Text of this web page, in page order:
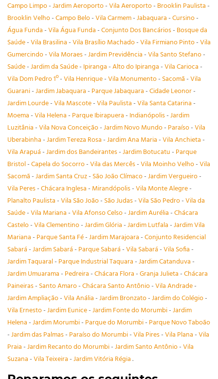
Campo Limpo-Jardim Aeroporto-Vila Aeroporto- Brooklin Paulista-
Brooklin Velho-Campo Belo-Vila Carmem-Jabaquara-Cursino-
Água Funda-Vila Água Funda-Conjunto Dos Bancários- Bosque da
Saúde-Vila Brasilina-Vila Brasílio Machado-Vila Firmiano Pinto-Vila
Gumercindo-Vila Moraes-Jardim Previdência-Vila Santo Stefano-
Saúde-Jardim da Saúde- Ipiranga-Alto do Ipiranga-Vila Carioca-
Vila Dom Pedro 1º-Vila Henrique-Vila Monumento- Sacomã-Vila
Guarani-Jardim Jabaquara- Parque Jabaquara-Cidade Leonor-
Jardim Lourde-Vila Mascote-Vila Paulista-Vila Santa Catarina-
Moema-Vila Helena- Parque Ibirapuera- Indianópolis-Jardim
Luzitânia-Vila Nova Conceição-Jardim Novo Mundo- Paraíso-Vila
Uberabinha-Jardim Tereza Rosa-Jardim Ana Maria-Vila Anchieta-
Vila Arapuá-Jardim dos Bandeirantes-Jardim Botucatu- Parque
Bristol-Capela do Socorro-Vila das Mercês-Vila Moinho Velho-Vila
Sacomã-Jardim Santa Cruz- São João Clímaco-Jardim Vergueiro-
Vila Peres-Chácara Inglesa- Mirandópolis-Vila Monte Alegre-
Planalto Paulista-Vila São João- São Judas-Vila São Pedro-Vila da
Saúde-Vila Mariana-Vila Afonso Celso-Jardim Aurélia-Chácara
Castelo-Vila Clementino-Jardim Glória-Jardim Lutfala-Jardim Vila
Mariana- Parque Santa Fé-Jardim Marajoara-Conjunto Residencial
Sabará-Jardim Sabará- Parque Sabará-Vila Sabará-Vila Sofia-
Jardim Taquaral- Parque Industrial Taquara-Jardim Catanduva-
Jardim Umuarama- Pedreira-Chácara Flora-Granja Julieta-Chácara
Paineiras- Santo Amaro-Chácara Santo Antônio-Vila Andrade-
Jardim Ampliação-Vila Anália-Jardim Bronzato-Jardim do Colégio-
Vila Ernesto-Jardim Eunice-Jardim Fonte do Morumbi-Jardim
Helena-Jardim Morumbi- Parque do Morumbi- Parque Novo Taboão
-Jardim das Palmas- Paraíso do Morumbi-Vila Pires-Vila Plana-Vila
Praia-Jardim Recanto do Morumbi-Jardim Santo Antônio-Vila
Suzana-Vila Teixeira-Jardim Vitória Régia.